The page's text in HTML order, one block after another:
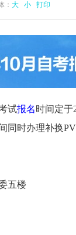
： 大 小 打印
试报名时间定
同时办理补换
五楼